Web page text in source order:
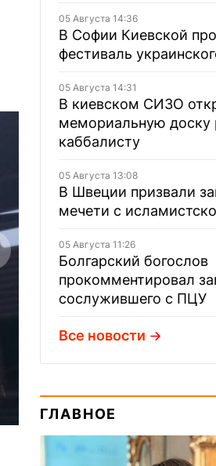
05 Августа 14:36
В Софии Киевской
фестиваль
05 Августа 14:31
В киевском СИЗО
мемориальную доску
каббалисту
05 Августа 13:08
В Швеции призвали
мечети с
05 Августа 11:26
Болгарский богослов
прокомментировал
сослужившего с ПЦУ
Все новости
ГЛАВНОЕ